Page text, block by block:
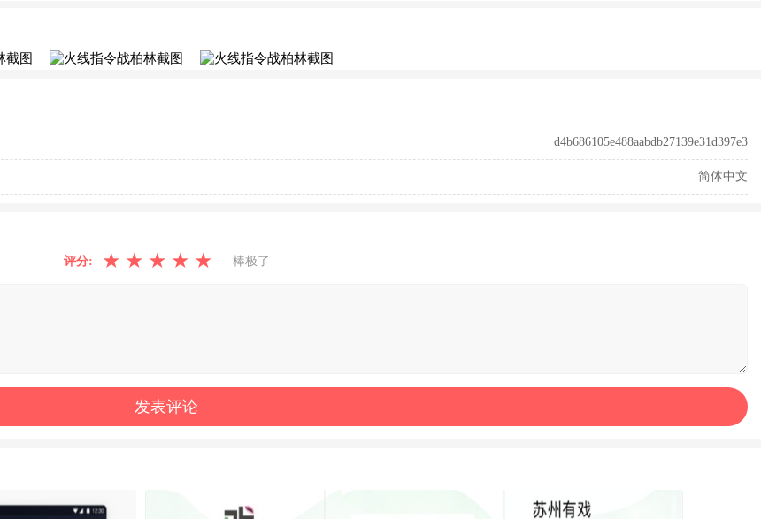
d4b686105e488aabdb27139e31d397e3
简体中文
评分: ★ ★ ★ ★ ★ 棒极了